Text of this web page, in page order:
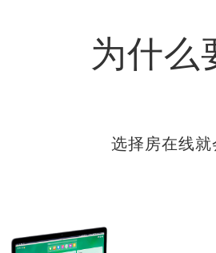
为什么
选择房在线就